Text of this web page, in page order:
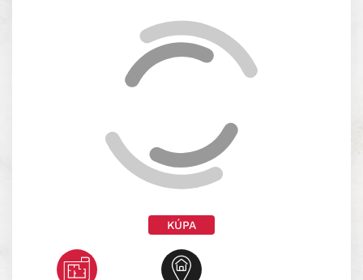
KÚPA